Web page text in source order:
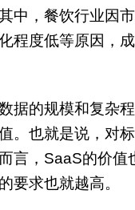
中，餐饮行业因
程度低等原因，
据的规模和复杂
。也就是说，对
言，SaaS的价值
要求也就越高。